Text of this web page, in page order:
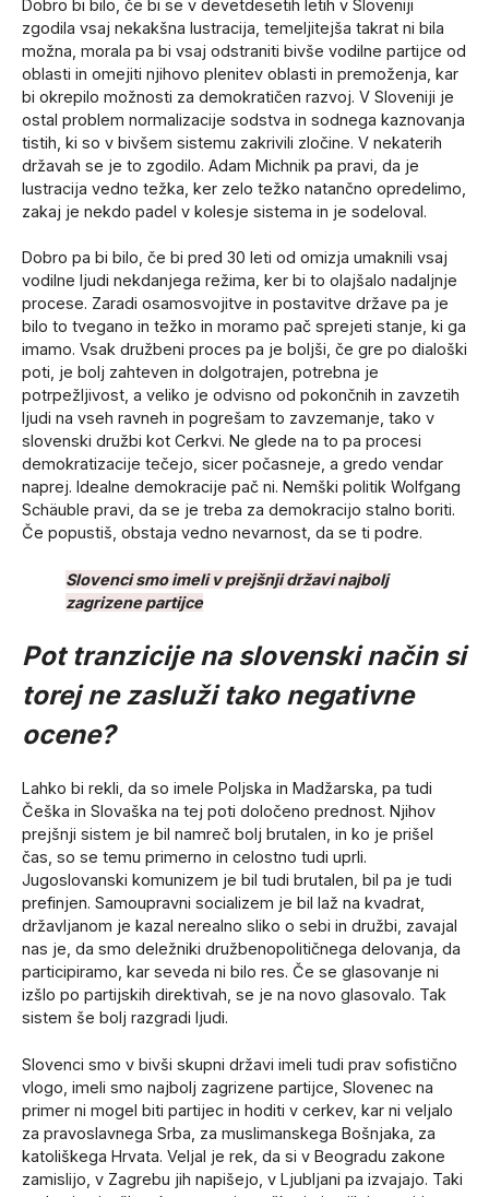
Dobro bi bilo, če bi se v devetdesetih letih v Sloveniji
zgodila vsaj nekakšna lustracija, temeljitejša takrat ni bila
možna, morala pa bi vsaj odstraniti bivše vodilne partijce od
oblasti in omejiti njihovo plenitev oblasti in premoženja, kar
bi okrepilo možnosti za demokratičen razvoj. V Sloveniji je
ostal problem normalizacije sodstva in sodnega kaznovanja
tistih, ki so v bivšem sistemu zakrivili zločine. V nekaterih
državah se je to zgodilo. Adam Michnik pa pravi, da je
lustracija vedno težka, ker zelo težko natančno opredelimo,
zakaj je nekdo padel v kolesje sistema in je sodeloval.
Dobro pa bi bilo, če bi pred 30 leti od omizja umaknili vsaj
vodilne ljudi nekdanjega režima, ker bi to olajšalo nadaljnje
procese. Zaradi osamosvojitve in postavitve države pa je
bilo to tvegano in težko in moramo pač sprejeti stanje, ki ga
imamo. Vsak družbeni proces pa je boljši, če gre po dialoški
poti, je bolj zahteven in dolgotrajen, potrebna je
potrpežljivost, a veliko je odvisno od pokončnih in zavzetih
ljudi na vseh ravneh in pogrešam to zavzemanje, tako v
slovenski družbi kot Cerkvi. Ne glede na to pa procesi
demokratizacije tečejo, sicer počasneje, a gredo vendar
naprej. Idealne demokracije pač ni. Nemški politik Wolfgang
Schäuble pravi, da se je treba za demokracijo stalno boriti.
Če popustiš, obstaja vedno nevarnost, da se ti podre.
Slovenci smo imeli v prejšnji državi najbolj
zagrizene partijce
Pot tranzicije na slovenski način si
torej ne zasluži tako negativne
ocene?
Lahko bi rekli, da so imele Poljska in Madžarska, pa tudi
Češka in Slovaška na tej poti določeno prednost. Njihov
prejšnji sistem je bil namreč bolj brutalen, in ko je prišel
čas, so se temu primerno in celostno tudi uprli.
Jugoslovanski komunizem je bil tudi brutalen, bil pa je tudi
prefinjen. Samoupravni socializem je bil laž na kvadrat,
državljanom je kazal nerealno sliko o sebi in družbi, zavajal
nas je, da smo deležniki družbenopolitičnega delovanja, da
participiramo, kar seveda ni bilo res. Če se glasovanje ni
izšlo po partijskih direktivah, se je na novo glasovalo. Tak
sistem še bolj razgradi ljudi.
Slovenci smo v bivši skupni državi imeli tudi prav sofistično
vlogo, imeli smo najbolj zagrizene partijce, Slovenec na
primer ni mogel biti partijec in hoditi v cerkev, kar ni veljalo
za pravoslavnega Srba, za muslimanskega Bošnjaka, za
katoliškega Hrvata. Veljal je rek, da si v Beogradu zakone
zamislijo, v Zagrebu jih napišejo, v Ljubljani pa izvajajo. Taki